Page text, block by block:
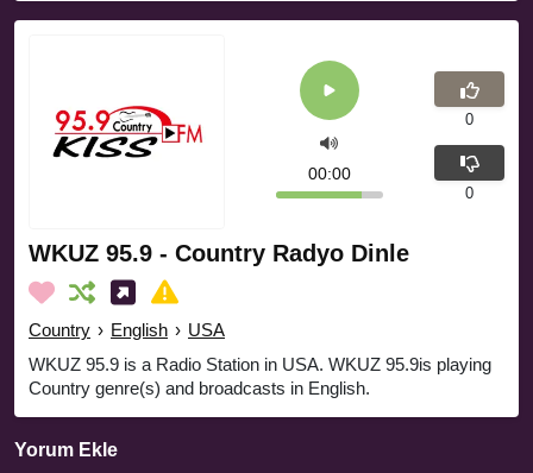
WKUZ 95.9 - Country Radyo Dinle
Country › English › USA
WKUZ 95.9 is a Radio Station in USA. WKUZ 95.9is playing
Country genre(s) and broadcasts in English.
00:00
0
0
Yorum Ekle